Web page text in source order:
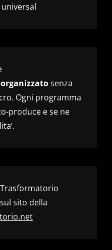
senza
Ogni programma
produce e se ne
sito della